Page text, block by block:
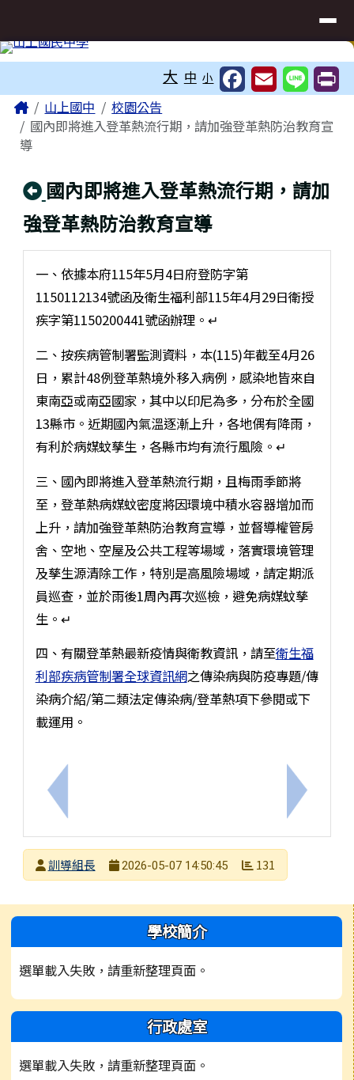
大 中 小
主內容區域
Home山上國中
校園公告
國內即將進入登革熱流行期，請加強登革熱防治教育宣
導
回上頁
國內即將進入登革熱流行期，請加
強登革熱防治教育宣導
上一筆：校園毒品危害防制宣導
一、依據本府115年5月4日府登防字第
1150112134號函及衛生福利部115年4月29日衛授
疾字第1150200441號函辦理。↵
二、按疾病管制署監測資料，本(115)年截至4月26
日，累計48例登革熱境外移入病例，感染地皆來自
東南亞或南亞國家，其中以印尼為多，分布於全國
13縣市。近期國內氣溫逐漸上升，各地偶有降雨，
有利於病媒蚊孳生，各縣市均有流行風險。↵
三、國內即將進入登革熱流行期，且梅雨季節將
至，登革熱病媒蚊密度將因環境中積水容器增加而
上升，請加強登革熱防治教育宣導，並督導權管房
舍、空地、空屋及公共工程等場域，落實環境管理
及孳生源清除工作，特別是高風險場域，請定期派
員巡查，並於雨後1周內再次巡檢，避免病媒蚊孳
生。↵
四、有關登革熱最新疫情與衛教資訊，請至衛生福
利部疾病管制署全球資訊網之傳染病與防疫專題/傳
染病介紹/第二類法定傳染病/登革熱項下參閱或下
載運用。
下一筆：
發布者
訓導組長
2026-05-07 14:50:45 131
左邊區域內容 學校簡介
選單載入失敗，請重新整理頁面。
行政處室
選單載入失敗，請重新整理頁面。
頁尾區域